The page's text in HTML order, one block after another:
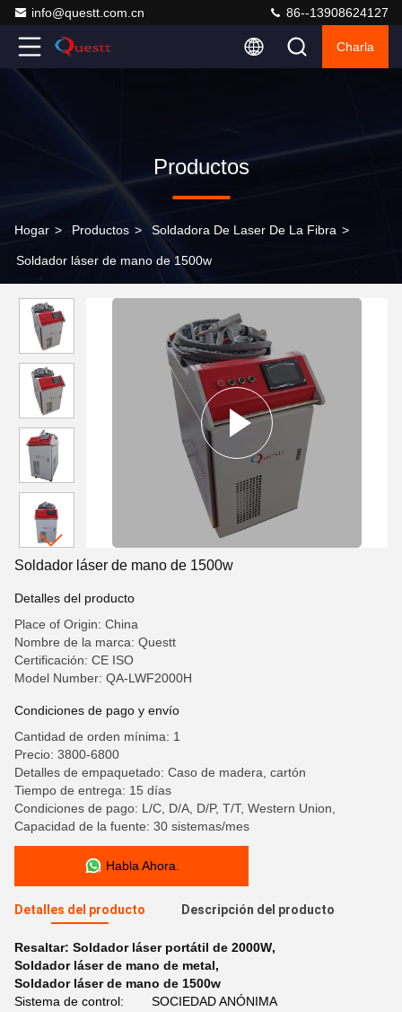
info@questt.com.cn 86--13908624127
Charla
Productos
Hogar > Productos > Soldadora De Laser De La Fibra >
Soldador láser de mano de 1500w
Soldador láser de mano de 1500w
Detalles del producto
Place of Origin: China
Nombre de la marca: Questt
Certificación: CE ISO
Model Number: QA-LWF2000H
Condiciones de pago y envío
Cantidad de orden mínima: 1
Precio: 3800-6800
Detalles de empaquetado: Caso de madera, cartón
Tiempo de entrega: 15 días
Condiciones de pago: L/C, D/A, D/P, T/T, Western Union,
Capacidad de la fuente: 30 sistemas/mes
Habla Ahora.
Detalles del producto Descripción del producto
Resaltar: Soldador láser portátil de 2000W,
Soldador láser de mano de metal,
Soldador láser de mano de 1500w
Sistema de control:
SOCIEDAD ANÓNIMA